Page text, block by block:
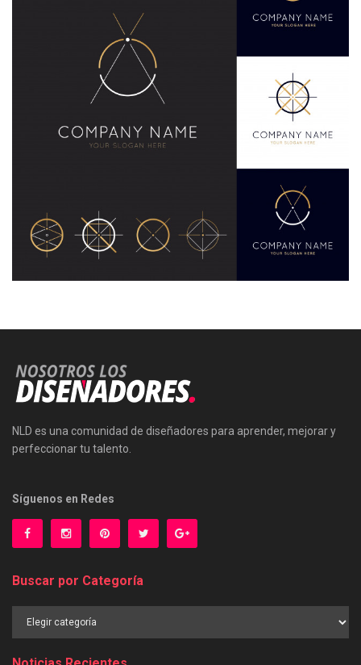
NLD es una comunidad de diseñadores para aprender, mejorar y
perfeccionar tu talento.
Síguenos en Redes
Buscar por Categoría